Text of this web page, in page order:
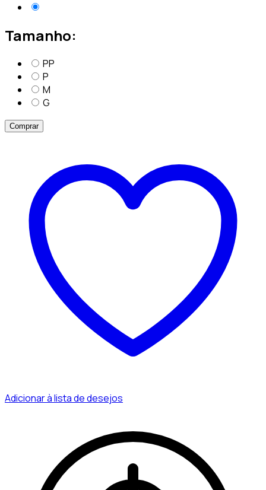
Tamanho:
PP
P
M
G
Comprar
Adicionar à lista de desejos